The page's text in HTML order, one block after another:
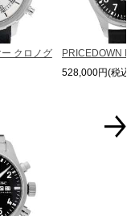
クロノグ
PRICEDOWN
528,000円(税込)
部機械に代替部品を使用
ださいませ。